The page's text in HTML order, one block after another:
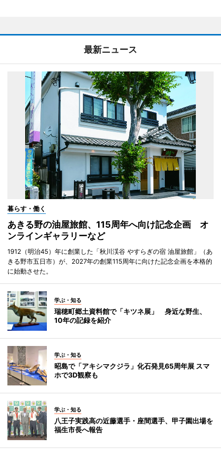
最新ニュース
暮らす・働く
あきる野の油屋旅館、115周年へ向け記念企画 オ
ンラインギャラリーなど
1912（明治45）年に創業した「秋川渓谷 やすらぎの宿 油屋旅館」（あ
きる野市五日市）が、2027年の創業115周年に向けた記念企画を本格的
に始動させた。
学ぶ・知る
瑞穂町郷土資料館で「キツネ展」 身近な野生、
10年の記録を紹介
学ぶ・知る
昭島で「アキシマクジラ」化石発見65周年展 スマ
ホで3D観察も
学ぶ・知る
八王子実践高の近藤選手・座間選手、甲子園出場を
福生市長へ報告